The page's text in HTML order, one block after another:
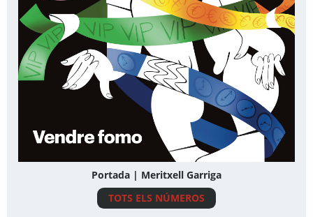
Portada | Meritxell Garriga
TOTS ELS NÚMEROS